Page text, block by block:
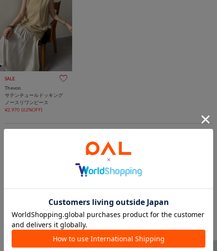
SALE
Thevon.
サテンチュールドッキング
ノースリワンピース
¥2,970 (62%OFF)
あなたにおすすめのアイテム
一枚で決まるこなれワンピース